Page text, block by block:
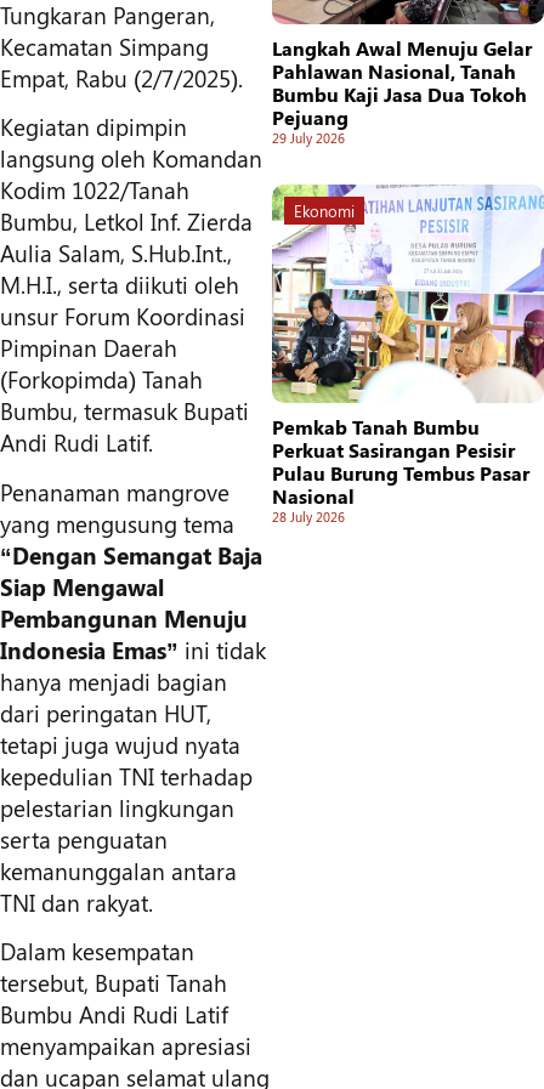
Tungkaran Pangeran,
Kecamatan Simpang
Empat, Rabu (2/7/2025).
Kegiatan dipimpin
langsung oleh Komandan
Kodim 1022/Tanah
Bumbu, Letkol Inf. Zierda
Aulia Salam, S.Hub.Int.,
M.H.I., serta diikuti oleh
unsur Forum Koordinasi
Pimpinan Daerah
(Forkopimda) Tanah
Bumbu, termasuk Bupati
Andi Rudi Latif.
Penanaman mangrove
yang mengusung tema
“Dengan Semangat Baja
Siap Mengawal
Pembangunan Menuju
Indonesia Emas” ini tidak
hanya menjadi bagian
dari peringatan HUT,
tetapi juga wujud nyata
kepedulian TNI terhadap
pelestarian lingkungan
serta penguatan
kemanunggalan antara
TNI dan rakyat.
Dalam kesempatan
tersebut, Bupati Tanah
Bumbu Andi Rudi Latif
menyampaikan apresiasi
dan ucapan selamat ulang
Langkah Awal Menuju Gelar
Pahlawan Nasional, Tanah
Bumbu Kaji Jasa Dua Tokoh
Pejuang
29 July 2026
Ekonomi
Pemkab Tanah Bumbu
Perkuat Sasirangan Pesisir
Pulau Burung Tembus Pasar
Nasional
28 July 2026